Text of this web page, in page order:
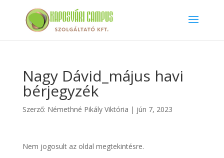
Nagy Dávid_május havi
bérjegyzék
Szerző: Némethné Pikály Viktória | jún 7, 2023
Nem jogosult az oldal megtekintésre.